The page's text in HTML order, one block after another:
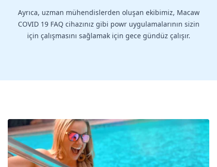
Ayrıca, uzman mühendislerden oluşan ekibimiz, Macaw
COVID 19 FAQ cihazınız gibi powr uygulamalarının sizin
için çalışmasını sağlamak için gece gündüz çalışır.